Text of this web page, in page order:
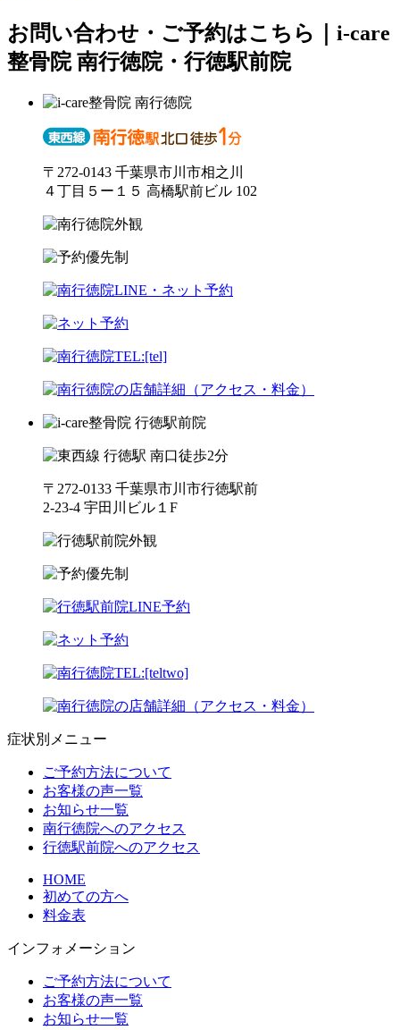
お問い合わせ・ご予約はこちら｜i-care
整骨院 南行徳院・行徳駅前院
〒272-0143 千葉県市川市相之川
４丁目５ー１５ 高橋駅前ビル 102
〒272-0133 千葉県市川市行徳駅前
2-23-4 宇田川ビル１F
症状別メニュー
ご予約方法について
お客様の声一覧
お知らせ一覧
南行徳院へのアクセス
行徳駅前院へのアクセス
HOME
初めての方へ
料金表
インフォメーション
ご予約方法について
お客様の声一覧
お知らせ一覧